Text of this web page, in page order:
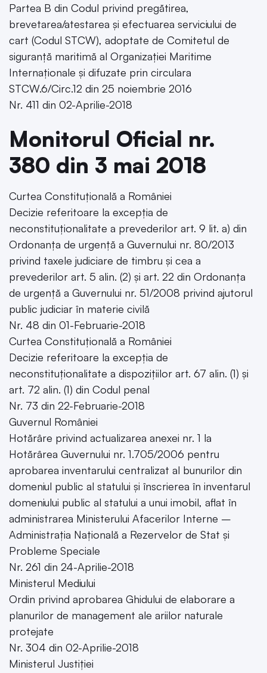
Partea B din Codul privind pregătirea,
brevetarea/atestarea și efectuarea serviciului de
cart (Codul STCW), adoptate de Comitetul de
siguranță maritimă al Organizației Maritime
Internaționale și difuzate prin circulara
STCW.6/Circ.12 din 25 noiembrie 2016
Nr. 411 din 02-Aprilie-2018
Monitorul Oficial nr.
380 din 3 mai 2018
Curtea Constituțională a României
Decizie referitoare la excepția de
neconstituționalitate a prevederilor art. 9 lit. a) din
Ordonanța de urgență a Guvernului nr. 80/2013
privind taxele judiciare de timbru și cea a
prevederilor art. 5 alin. (2) și art. 22 din Ordonanța
de urgență a Guvernului nr. 51/2008 privind ajutorul
public judiciar în materie civilă
Nr. 48 din 01-Februarie-2018
Curtea Constituțională a României
Decizie referitoare la excepția de
neconstituționalitate a dispozițiilor art. 67 alin. (1) și
art. 72 alin. (1) din Codul penal
Nr. 73 din 22-Februarie-2018
Guvernul României
Hotărâre privind actualizarea anexei nr. 1 la
Hotărârea Guvernului nr. 1.705/2006 pentru
aprobarea inventarului centralizat al bunurilor din
domeniul public al statului și înscrierea în inventarul
domeniului public al statului a unui imobil, aflat în
administrarea Ministerului Afacerilor Interne –
Administrația Națională a Rezervelor de Stat și
Probleme Speciale
Nr. 261 din 24-Aprilie-2018
Ministerul Mediului
Ordin privind aprobarea Ghidului de elaborare a
planurilor de management ale ariilor naturale
protejate
Nr. 304 din 02-Aprilie-2018
Ministerul Justiției